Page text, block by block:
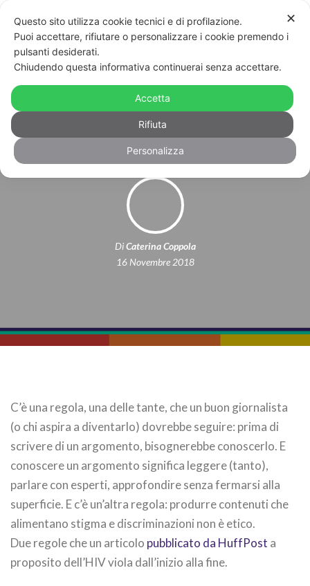
L’HuffPost, Grindr e l’ennesima
stigmatizzazione di gay e HIV
DiCaterina Coppola
16 Novembre 2018
C’è una regola, una delle tante, che un buon giornalista
(o chi aspira a diventarlo) dovrebbe seguire: prima di
scrivere di un argomento, bisognerebbe conoscerlo. E
conoscere un argomento significa leggere (tanto),
parlare con esperti, approfondire senza fermarsi alla
superficie. E c’è un’altra regola: produrre contenuti che
alimentano stigma e discriminazioni non è etico.
Due regole che un articolo pubblicato da HuffPost a
proposito dell’HIV viola dall’inizio alla fine.
✕
Questo sito utilizza cookie tecnici e di profilazione.
Puoi accettare, rifiutare o personalizzare i cookie premendo i
pulsanti desiderati.
Chiudendo questa informativa continuerai senza accettare.
Accetta
Rifiuta
Personalizza